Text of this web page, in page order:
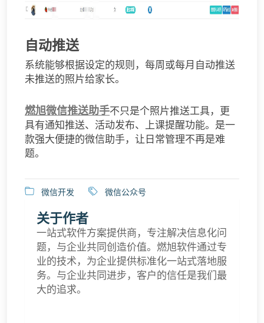
自动推送
系统能够根据设定的规则，每周或每月自动推送
未推送的照片给家长。
燃旭微信推送助手不只是个照片推送工具，更
具有通知推送、活动发布、上课提醒功能。是一
款强大便捷的微信助手，让日常管理不再是难
题。
微信开发 微信公众号
关于作者
一站式软件方案提供商，专注解决信息化问
题，与企业共同创造价值。燃旭软件通过专
业的技术，为企业提供标准化一站式落地服
务。与企业共同进步，客户的信任是我们最
大的追求。